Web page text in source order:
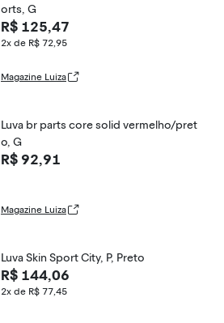
orts, G
R$ 125,47
2x de R$ 72,95
Magazine Luiza
Luva br parts core solid vermelho/pret
o, G
R$ 92,91
Magazine Luiza
Luva Skin Sport City, P, Preto
R$ 144,06
2x de R$ 77,45